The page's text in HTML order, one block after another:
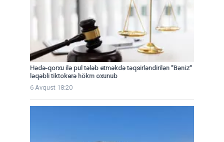
Hədə-qorxu ilə pul tələb etməkdə təqsirləndirilən "Bəniz"
ləqəbli tiktokerə hökm oxunub
6 Avqust 18:20